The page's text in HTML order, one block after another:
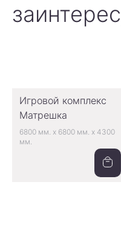
Игровой комплекс
Матрешка
6800 мм. x 6800 мм. x 4300
мм.